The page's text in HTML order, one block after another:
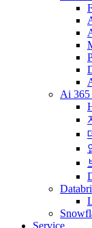
Ai 365
Service